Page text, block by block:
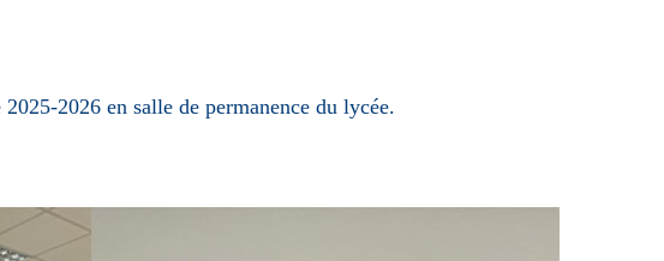
2026 en salle de permanence du lycée.